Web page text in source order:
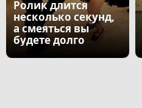
Ролик длится
несколько секунд,
а смеяться вы
будете долго